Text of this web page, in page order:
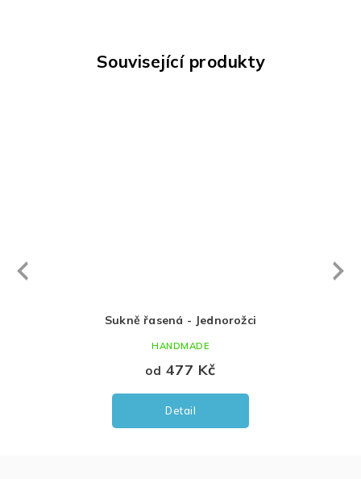
Související produkty
Sukně řasená - Jednorožci
od 477 Kč
Detail
HANDMADE
Next